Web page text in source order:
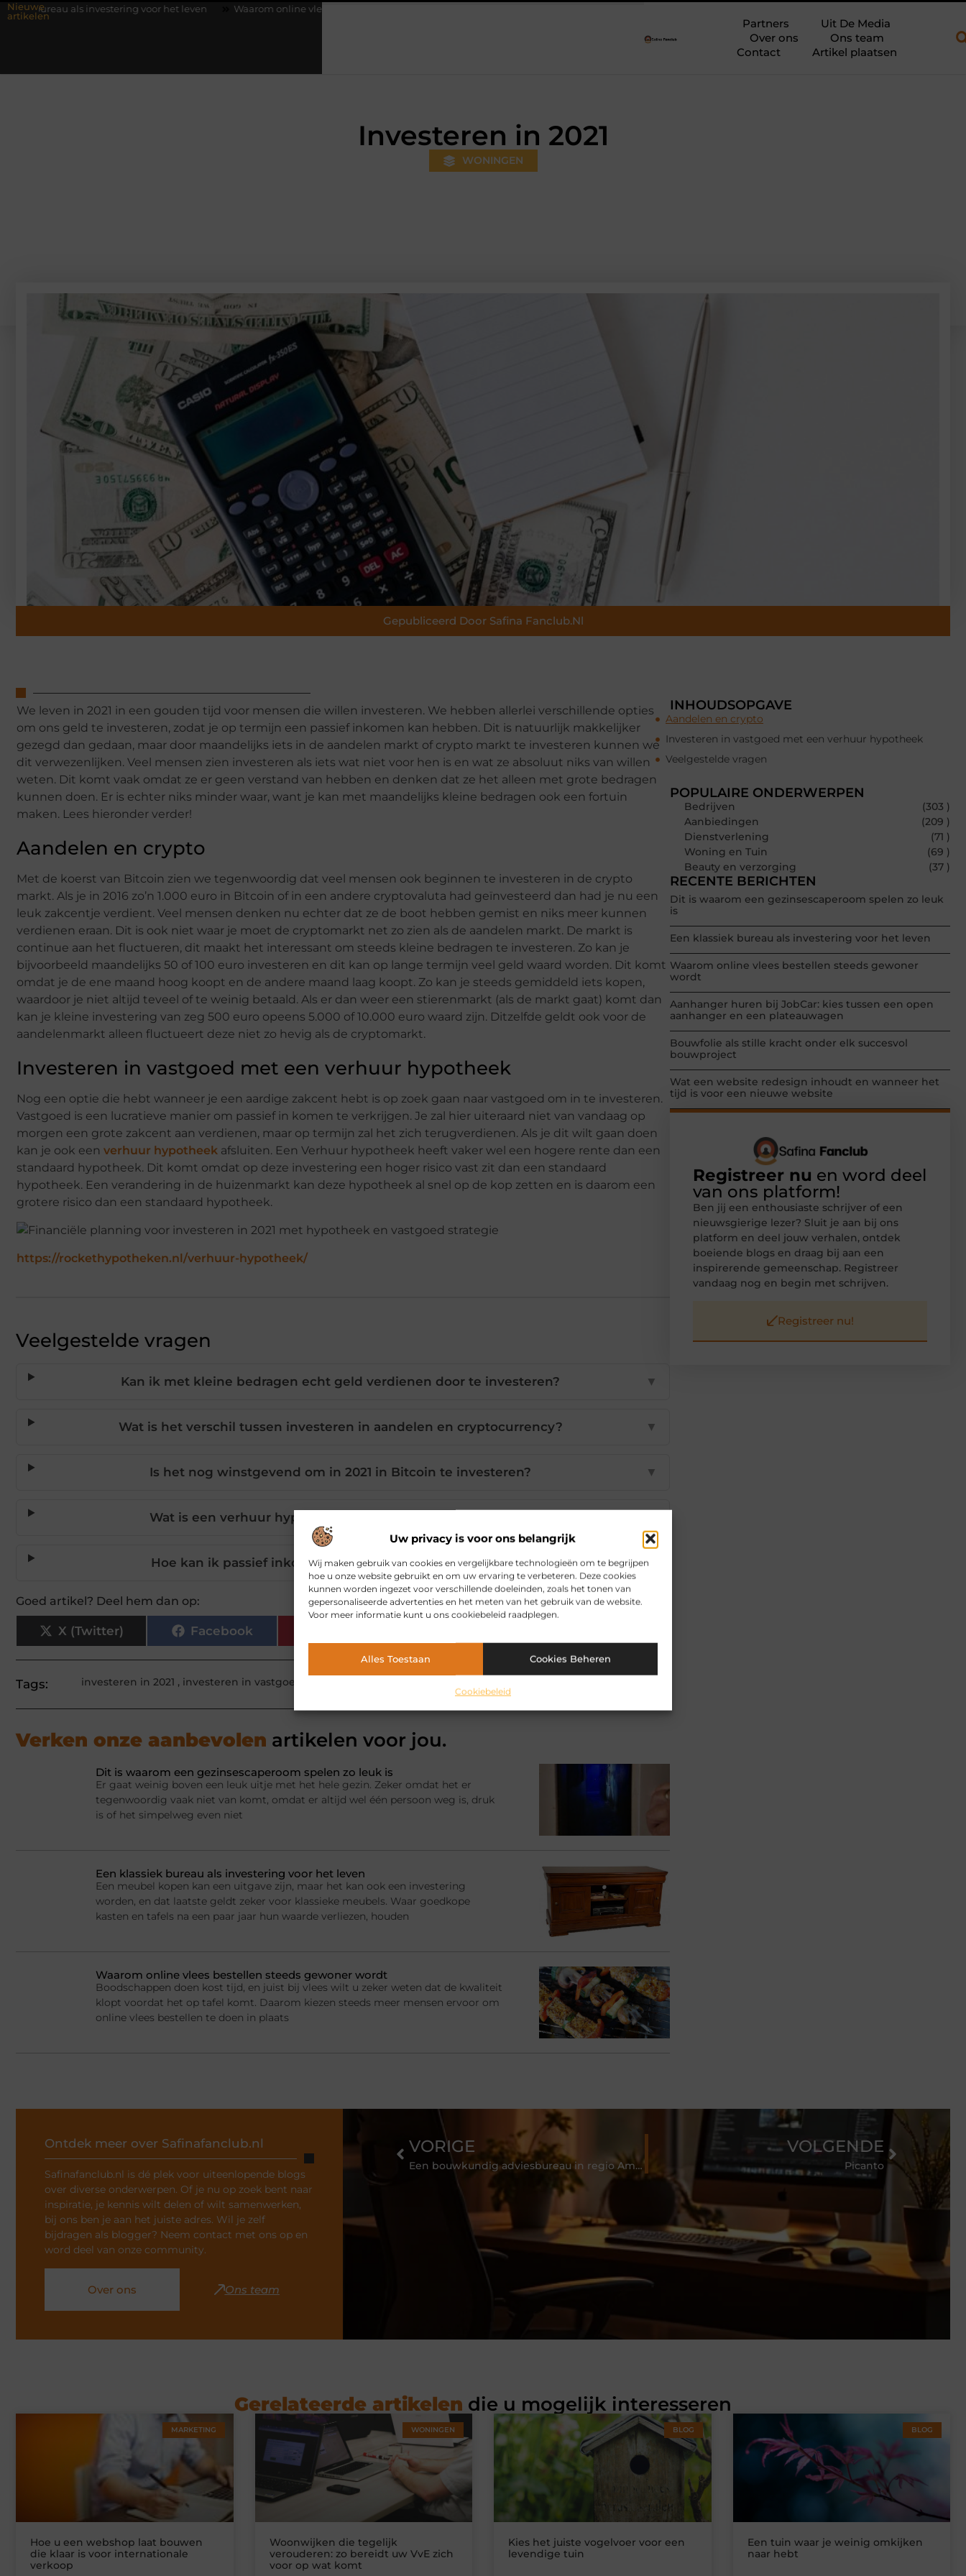
Uw privacy is voor ons belangrijk
Wij maken gebruik van cookies en vergelijkbare technologieën om te begrijpen
hoe u onze website gebruikt en om uw ervaring te verbeteren. Deze cookies
kunnen worden ingezet voor verschillende doeleinden, zoals het tonen van
gepersonaliseerde advertenties en het meten van het gebruik van de website.
Voor meer informatie kunt u ons cookiebeleid raadplegen.
Alles Toestaan Cookies Beheren
Cookiebeleid
Nieuwe
artikelen
voor het leven Waarom online vlees bestellen steeds gewoner wordt
Partners
Uit De Media
Over ons
Ons team
Contact
Artikel plaatsen
Investeren in 2021
WONINGEN
Gepubliceerd Door Safina Fanclub.nl
We leven in 2021 in een gouden tijd voor mensen die willen investeren. We hebben allerlei verschillende opties
om ons geld te investeren, zodat je op termijn een passief inkomen kan hebben. Dit is natuurlijk makkelijker
gezegd dan gedaan, maar door maandelijks iets in de aandelen markt of crypto markt te investeren kunnen we
dit verwezenlijken. Veel mensen zien investeren als iets wat niet voor hen is en wat ze absoluut niks van willen
weten. Dit komt vaak omdat ze er geen verstand van hebben en denken dat ze het alleen met grote bedragen
kunnen doen. Er is echter niks minder waar, want je kan met maandelijks kleine bedragen ook een fortuin
maken. Lees hieronder verder!
Aandelen en crypto
Met de koerst van Bitcoin zien we tegenwoordig dat veel mensen ook beginnen te investeren in de crypto
markt. Als je in 2016 zo’n 1.000 euro in Bitcoin of in een andere cryptovaluta had geïnvesteerd dan had je nu een
leuk zakcentje verdient. Veel mensen denken nu echter dat ze de boot hebben gemist en niks meer kunnen
verdienen eraan. Dit is ook niet waar je moet de cryptomarkt net zo zien als de aandelen markt. De markt is
continue aan het fluctueren, dit maakt het interessant om steeds kleine bedragen te investeren. Zo kan je
bijvoorbeeld maandelijks 50 of 100 euro investeren en dit kan op lange termijn veel geld waard worden. Dit komt
omdat je de ene maand hoog koopt en de andere maand laag koopt. Zo kan je steeds gemiddeld iets kopen,
waardoor je niet altijd teveel of te weinig betaald. Als er dan weer een stierenmarkt (als de markt gaat) komt dan
kan je kleine investering van zeg 500 euro opeens 5.000 of 10.000 euro waard zijn. Ditzelfde geldt ook voor de
aandelenmarkt alleen fluctueert deze niet zo hevig als de cryptomarkt.
Investeren in vastgoed met een verhuur hypotheek
Nog een optie die hebt wanneer je een aardige zakcent hebt is op zoek gaan naar vastgoed om in te investeren.
Vastgoed is een lucratieve manier om passief in komen te verkrijgen. Je zal hier uiteraard niet van vandaag op
morgen een grote zakcent aan verdienen, maar op termijn zal het zich terugverdienen. Als je dit wilt gaan doen
kan je ook een verhuur hypotheek afsluiten. Een Verhuur hypotheek heeft vaker wel een hogere rente dan een
standaard hypotheek. Dit komt omdat op deze investering een hoger risico vast zit dan een standaard
hypotheek. Een verandering in de huizenmarkt kan deze hypotheek al snel op de kop zetten en is daarom een
grotere risico dan een standaard hypotheek.
https://rockethypotheken.nl/verhuur-hypotheek/
Veelgestelde vragen
Kan ik met kleine bedragen echt geld verdienen door te investeren? ▼
Wat is het verschil tussen investeren in aandelen en cryptocurrency? ▼
Is het nog winstgevend om in 2021 in Bitcoin te investeren? ▼
Wat is een verhuur hypotheek en waarom is deze duurder?
Hoe kan ik passief inkomen opbouwen door te investeren? ▼
Goed artikel? Deel hem dan op:
X (Twitter) Facebook
Tags: investeren in 2021 , investeren in vastgoed
Verken onze aanbevolen artikelen voor jou.
Dit is waarom een gezinsescaperoom spelen zo leuk is
Er gaat weinig boven een leuk uitje met het hele gezin. Zeker omdat het er
tegenwoordig vaak niet van komt, omdat er altijd wel één persoon weg is, druk
is of het simpelweg even niet
Een klassiek bureau als investering voor het leven
Een meubel kopen kan een uitgave zijn, maar het kan ook een investering
worden, en dat laatste geldt zeker voor klassieke meubels. Waar goedkope
kasten en tafels na een paar jaar hun waarde verliezen, houden
Waarom online vlees bestellen steeds gewoner wordt
Boodschappen doen kost tijd, en juist bij vlees wilt u zeker weten dat de kwaliteit
klopt voordat het op tafel komt. Daarom kiezen steeds meer mensen ervoor om
online vlees bestellen te doen in plaats
INHOUDSOPGAVE
Aandelen en crypto
Investeren in vastgoed met een verhuur hypotheek
Veelgestelde vragen
POPULAIRE ONDERWERPEN
Bedrijven
(303 )
Aanbiedingen
(209 )
Dienstverlening
(71 )
Woning en Tuin
(69 )
Beauty en verzorging
(37 )
RECENTE BERICHTEN
Dit is waarom een gezinsescaperoom spelen zo leuk
is
Een klassiek bureau als investering voor het leven
Waarom online vlees bestellen steeds gewoner
wordt
Aanhanger huren bij JobCar: kies tussen een open
aanhanger en een plateauwagen
Bouwfolie als stille kracht onder elk succesvol
bouwproject
Wat een website redesign inhoudt en wanneer het
tijd is voor een nieuwe website
Registreer nu en word deel
van ons platform!
Ben jij een enthousiaste schrijver of een
nieuwsgierige lezer? Sluit je aan bij ons
platform en deel jouw verhalen, ontdek
boeiende blogs en draag bij aan een
inspirerende gemeenschap. Registreer
vandaag nog en begin met schrijven.
Registreer nu!
Ontdek meer over Safinafanclub.nl
Safinafanclub.nl is dé plek voor uiteenlopende blogs
over diverse onderwerpen. Of je nu op zoek bent naar
inspiratie, je kennis wilt delen of wilt samenwerken,
bij ons ben je aan het juiste adres. Wil je zelf
bijdragen als blogger? Neem contact met ons op en
word deel van onze community.
Over ons Ons team
VORIGE
Een bouwkundig adviesbureau in regio Amsterdam begeleidt uw bouwproject van A tot Z
VOLGENDE
Picanto
Gerelateerde artikelen die u mogelijk interesseren
MARKETING
Hoe u een webshop laat bouwen
die klaar is voor internationale
verkoop
WONINGEN
Woonwijken die tegelijk
verouderen: zo bereidt uw VvE zich
voor op wat komt
BLOG
Kies het juiste vogelvoer voor een
levendige tuin
BLOG
Een tuin waar je weinig omkijken
naar hebt